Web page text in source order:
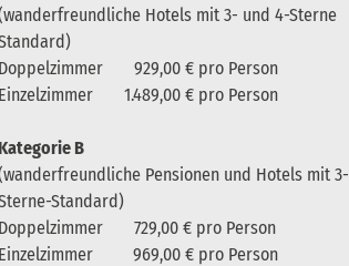
Hotels mit 3- und 4-Sterne
Doppelzimmer 929,00 € pro Person
Einzelzimmer 1.489,00 € pro Person
Kategorie B
Pensionen und Hotels mit 3-
Standard)
Doppelzimmer 729,00 € pro Person
Einzelzimmer 969,00 € pro Person